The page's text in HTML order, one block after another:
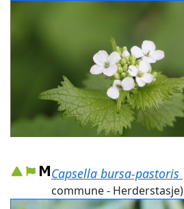
Capsella bursa-pastoris
commune - Herderstasje)